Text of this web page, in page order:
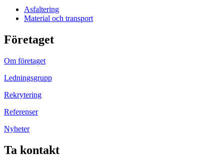
Asfaltering
Material och transport
Företaget
Om företaget
Ledningsgrupp
Rekrytering
Referenser
Nyheter
Ta kontakt